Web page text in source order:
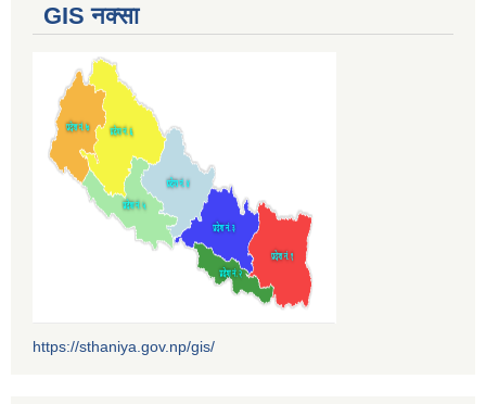
GIS नक्सा
https://sthaniya.gov.np/gis/